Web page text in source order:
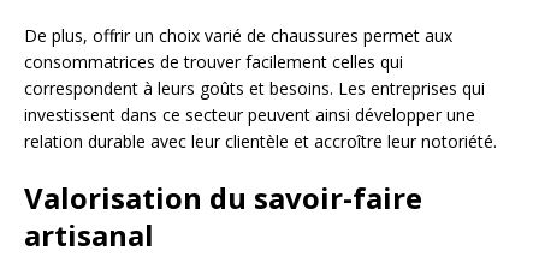
De plus, offrir un choix varié de chaussures permet aux
consommatrices de trouver facilement celles qui
correspondent à leurs goûts et besoins. Les entreprises qui
investissent dans ce secteur peuvent ainsi développer une
relation durable avec leur clientèle et accroître leur notoriété.
Valorisation du savoir-faire
artisanal